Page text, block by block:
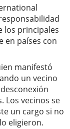
los principales
en países con
manifestó
un vecino
Los vecinos se
un cargo si no
eligieron.